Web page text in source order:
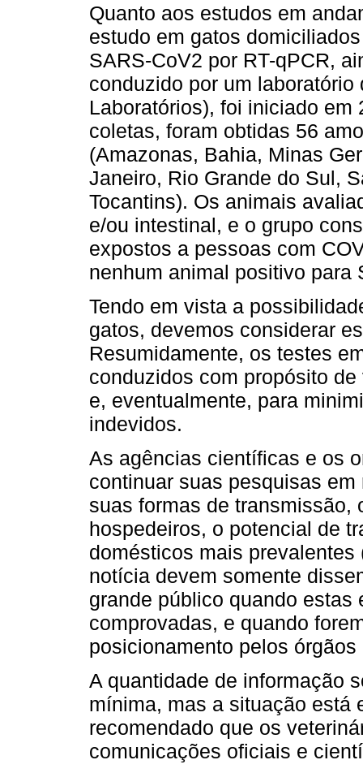
Quanto aos estudos em
estudo em gatos
SARS-CoV2 por RT-qPCR,
conduzido por um
Laboratórios), foi iniciado
coletas, foram obtidas 56
(Amazonas, Bahia, Minas
Janeiro, Rio Grande do Sul,
Tocantins). Os animais
e/ou intestinal, e o grupo
expostos a pessoas com
nenhum animal positivo para
Tendo em vista a
gatos, devemos considerar
Resumidamente, os testes
conduzidos com propósito
e, eventualmente, para
indevidos.
As agências científicas e os
continuar suas pesquisas
suas formas de
hospedeiros, o potencial de
domésticos mais
notícia devem somente
grande público quando
comprovadas, e quando
posicionamento pelos
A quantidade de informação
mínima, mas a situação está
recomendado que os
comunicações oficiais e